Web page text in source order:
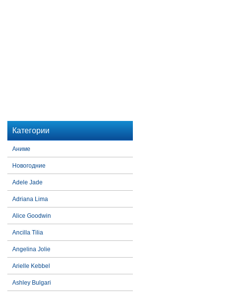
Категории
Аниме
Новогодние
Adele Jade
Adriana Lima
Alice Goodwin
Ancilla Tilia
Angelina Jolie
Arielle Kebbel
Ashley Bulgari